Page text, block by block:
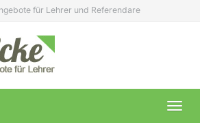
für Lehrer und Referendare